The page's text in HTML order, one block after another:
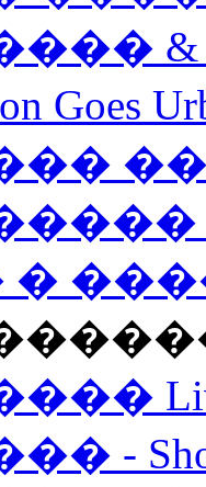
�
-